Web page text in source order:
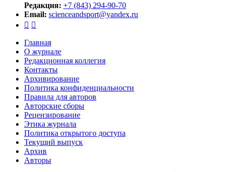
Редакция: +7 (843) 294-90-70
Email: scienceandsport@yandex.ru
 
Главная
О журнале
Редакционная коллегия
Контакты
Архивирование
Политика конфиденциальности
Правила для авторов
Авторские сборы
Рецензирование
Этика журнала
Политика открытого доступа
Текущий выпуск
Архив
Авторы